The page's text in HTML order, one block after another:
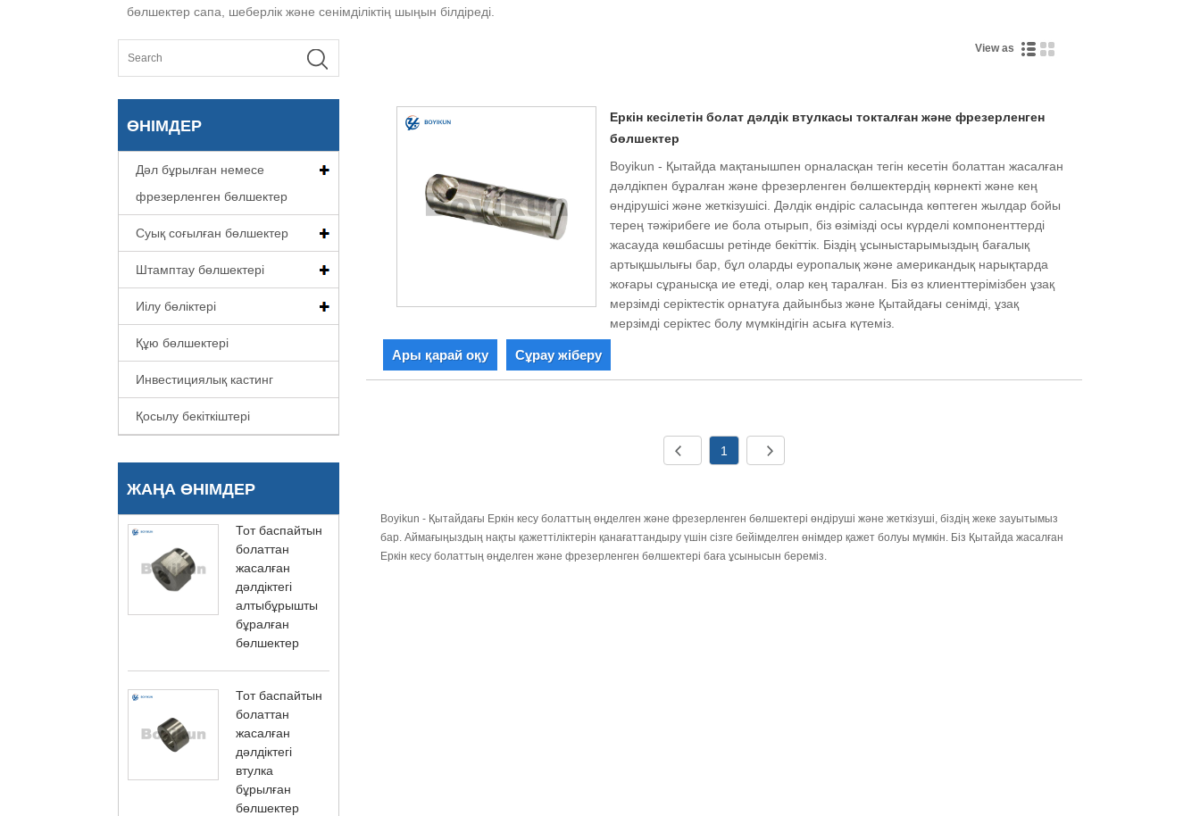
бөлшектер сапа, шеберлік және сенімділіктің шыңын білдіреді.
ӨНІМДЕР
Дәл бұрылған немесе
фрезерленген бөлшектер
Суық соғылған бөлшектер
Штамптау бөлшектері
Иілу бөліктері
Құю бөлшектері
Инвестициялық кастинг
Қосылу бекіткіштері
ЖАҢА ӨНІМДЕР
Тот баспайтын
болаттан
жасалған
дәлдіктегі
алтыбұрышты
бұралған
бөлшектер
Тот баспайтын
болаттан
жасалған
дәлдіктегі
втулка
бұрылған
бөлшектер
View as
Еркін кесілетін болат дәлдік втулкасы токталған және фрезерленген
бөлшектер
Boyikun - Қытайда мақтанышпен орналасқан тегін кесетін болаттан жасалған
дәлдікпен бұралған және фрезерленген бөлшектердің көрнекті және кең
өндірушісі және жеткізушісі. Дәлдік өндіріс саласында көптеген жылдар бойы
терең тәжірибеге ие бола отырып, біз өзімізді осы күрделі компоненттерді
жасауда көшбасшы ретінде бекіттік. Біздің ұсыныстарымыздың бағалық
артықшылығы бар, бұл оларды еуропалық және американдық нарықтарда
жоғары сұранысқа ие етеді, олар кең таралған. Біз өз клиенттерімізбен ұзақ
мерзімді серіктестік орнатуға дайынбыз және Қытайдағы сенімді, ұзақ
мерзімді серіктес болу мүмкіндігін асыға күтеміз.
Ары қарай оқу Сұрау жіберу
1
Boyikun - Қытайдағы Еркін кесу болаттың өңделген және фрезерленген бөлшектері өндіруші және жеткізуші, біздің жеке зауытымыз
бар. Аймағыңыздың нақты қажеттіліктерін қанағаттандыру үшін сізге бейімделген өнімдер қажет болуы мүмкін. Біз Қытайда жасалған
Еркін кесу болаттың өңделген және фрезерленген бөлшектері баға ұсынысын береміз.